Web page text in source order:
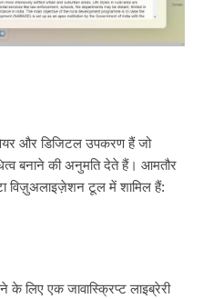
और डिजिटल उपकरण हैं जो
बनाने की अनुमति देते हैं। आमतौर
विज़ुअलाइज़ेशन टूल में शामिल हैं:
के लिए एक जावास्क्रिप्ट लाइब्रेरी